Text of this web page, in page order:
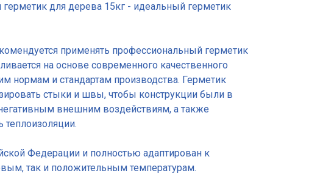
для дерева 15кг - идеальный герметик
применять профессиональный герметик
на основе современного качественного
нормам и стандартам производства. Герметик
стыки и швы, чтобы конструкции были в
внешним воздействиям, а также
теплоизоляции.
Федерации и полностью адаптирован к
так и положительным температурам.